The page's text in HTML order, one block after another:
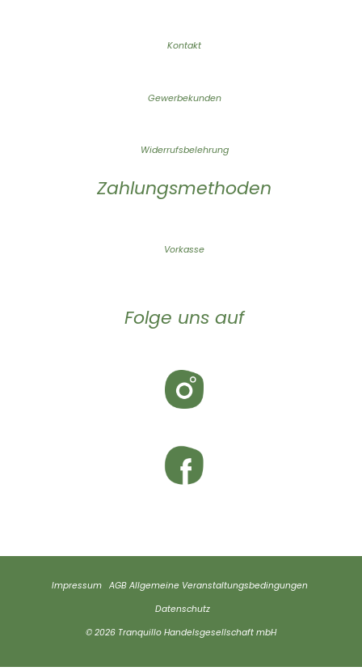
Kontakt
Gewerbekunden
Widerrufsbelehrung
Zahlungsmethoden
Vorkasse
Folge uns auf
Impressum AGB Allgemeine Veranstaltungsbedingungen
Datenschutz
© 2026 Tranquillo Handelsgesellschaft mbH